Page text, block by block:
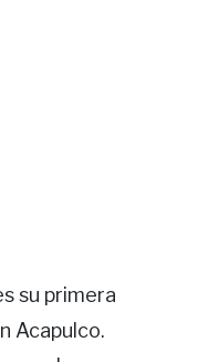
su primera
Acapulco.